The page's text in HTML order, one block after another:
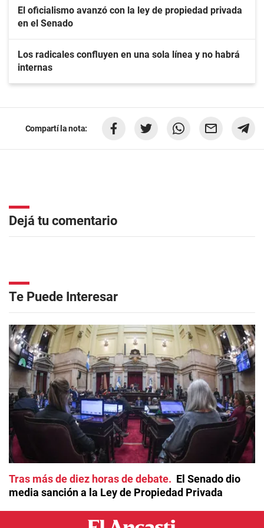
El oficialismo avanzó con la ley de propiedad privada
en el Senado
Los radicales confluyen en una sola línea y no habrá
internas
Compartí la nota:
Dejá tu comentario
Te Puede Interesar
Tras más de diez horas de debate
El Senado dio
media sanción a la Ley de Propiedad Privada